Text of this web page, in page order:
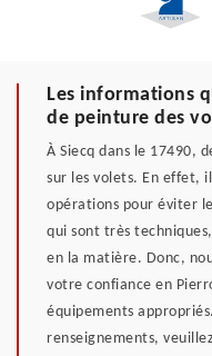
Les informations
de peinture des
À Siecq dans le 17490,
sur les volets. En effet,
opérations pour éviter
qui sont très
en la matière. Donc,
votre confiance en
équipements
renseignements,